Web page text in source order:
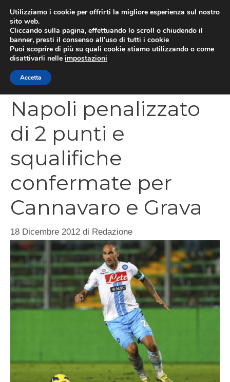
contenuto
Napoli penalizzato
di 2 punti e
squalifiche
confermate per
Cannavaro e Grava
18 Dicembre 2012 di Redazione
Utilizziamo i cookie per offrirti la migliore esperienza sul nostro
sito web.
Cliccando sulla pagina, effettuando lo scroll o chiudendo il
banner, presti il consenso all’uso di tutti i cookie
Puoi scoprire di più su quali cookie stiamo utilizzando o come
disattivarli nelle impostazioni
Accetta